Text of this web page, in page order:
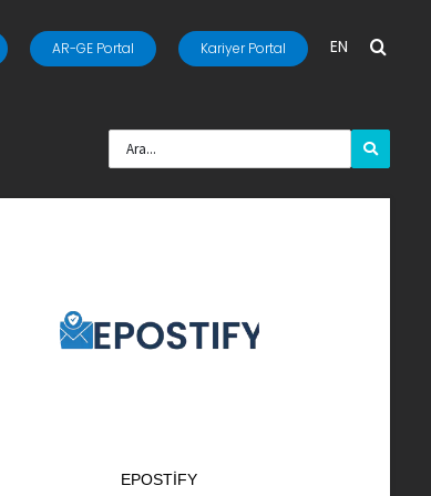
AR-GE Portal Kariyer Portal EN
EPOSTIFY